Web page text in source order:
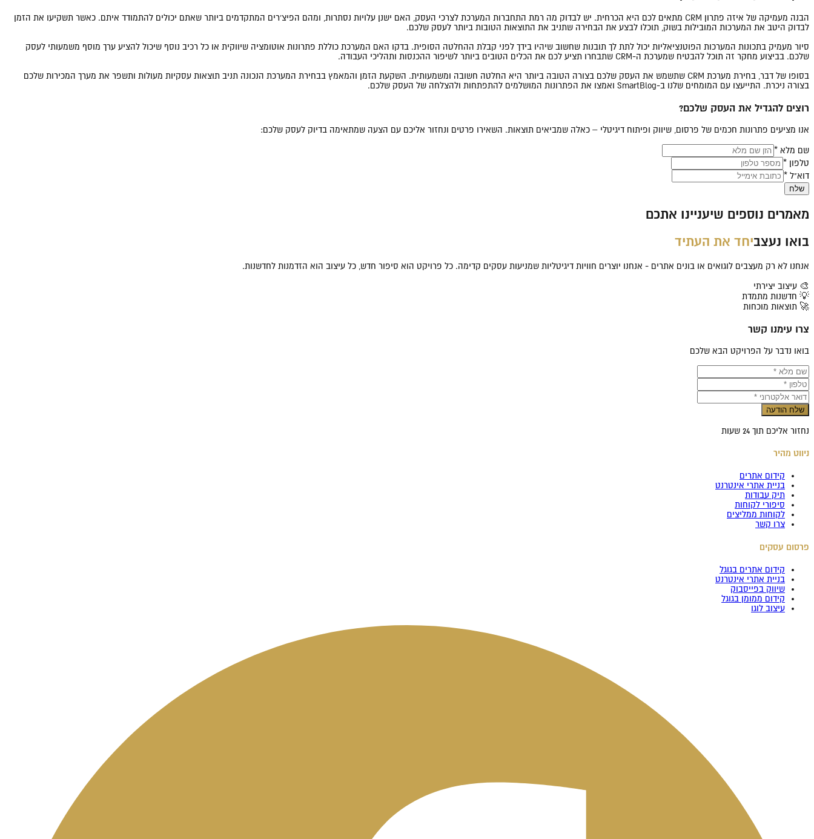
הבנה מעמיקה של איזה פתרון CRM מתאים לכם היא הכרחית. יש לבדוק מה רמת התחברות המערכת לצרכי העסק, האם ישנן עלויות נסתרות, ומהם הפיצ'רים המתקדמים ביותר שאתם יכולים להתמודד איתם. כאשר תשקיעו את הזמן
לבדוק היטב את המערכות המובילות בשוק, תוכלו לבצע את הבחירה שתניב את התוצאות הטובות ביותר לעסק שלכם.
סיור מעמיק בתכונות המערכות הפוטנציאליות יכול לתת לך תובנות שחשוב שיהיו בידך לפני קבלת ההחלטה הסופית. בדקו האם המערכת כוללת פתרונות אוטומציה שיווקית או כל רכיב נוסף שיכול להציע ערך מוסף משמעותי לעסק
שלכם. בביצוע מחקר זה תוכל להבטיח שמערכת ה-CRM שתבחרו תציע לכם את הכלים הטובים ביותר לשיפור ההכנסות ותהליכי העבודה.
בסופו של דבר, בחירת מערכת CRM שתשמש את העסק שלכם בצורה הטובה ביותר היא החלטה חשובה ומשמעותית. השקעת הזמן והמאמץ בבחירת המערכת הנכונה תניב תוצאות עסקיות מעולות ותשפר את מערך המכירות שלכם
בצורה ניכרת. התייעצו עם המומחים שלנו ב-SmartBlog ואמצו את הפתרונות המושלמים להתפתחות ולהצלחה של העסק שלכם.
רוצים להגדיל את העסק שלכם?
אנו מציעים פתרונות חכמים של פרסום, שיווק ופיתוח דיגיטלי – כאלה שמביאים תוצאות. השאירו פרטים ונחזור אליכם עם הצעה שמתאימה בדיוק לעסק שלכם:
שם מלא *
טלפון *
דוא"ל *
שלח
מאמרים נוספים שיעניינו אתכם
בואו נעצביחד את העתיד
אנחנו לא רק מעצבים לוגואים או בונים אתרים - אנחנו יוצרים חוויות דיגיטליות שמניעות עסקים קדימה. כל פרויקט הוא סיפור חדש, כל עיצוב הוא הזדמנות לחדשנות.
🎨 עיצוב יצירתי
💡 חדשנות מתמדת
🚀 תוצאות מוכחות
צרו עימנו קשר
בואו נדבר על הפרויקט הבא שלכם
שלח הודעה
נחזור אליכם תוך 24 שעות
ניווט מהיר
קידום אתרים
בניית אתרי אינטרנט
תיק עבודות
סיפורי לקוחות
לקוחות ממליצים
צרו קשר
פרסום עסקים
קידום אתרים בגוגל
בניית אתרי אינטרנט
שיווק בפייסבוק
קידום ממומן בגוגל
עיצוב לוגו